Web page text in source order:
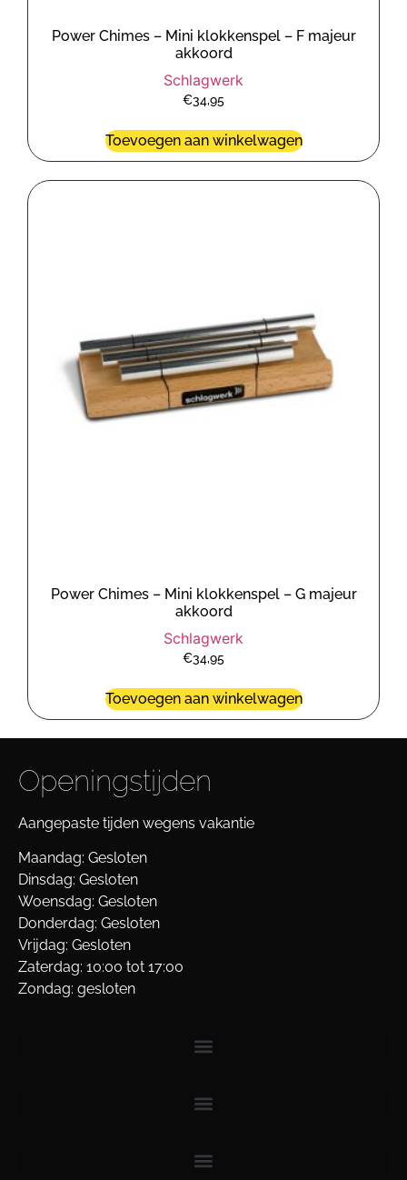
Power Chimes – Mini klokkenspel – F majeur
akkoord
Schlagwerk
€34,95
Toevoegen aan winkelwagen
Power Chimes – Mini klokkenspel – G majeur
akkoord
Schlagwerk
€34,95
Toevoegen aan winkelwagen
Openingstijden
Aangepaste tijden wegens vakantie
Maandag: Gesloten
Dinsdag: Gesloten
Woensdag: Gesloten
Donderdag: Gesloten
Vrijdag: Gesloten
Zaterdag: 10:00 tot 17:00
Zondag: gesloten